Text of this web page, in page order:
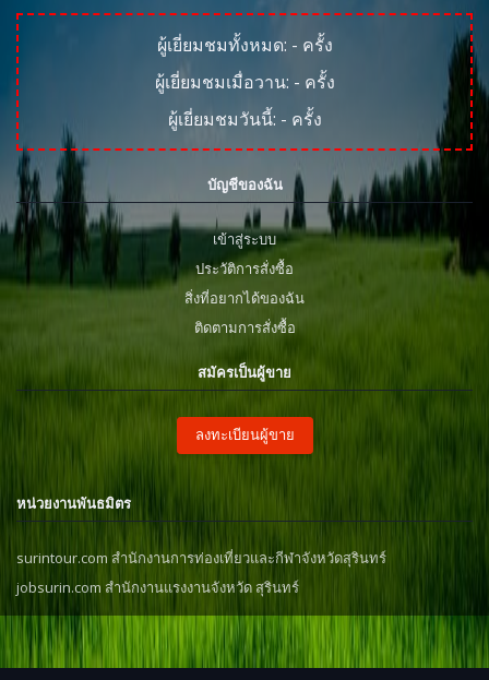
ผู้เยี่ยมชมทั้งหมด: - ครั้ง
ผู้เยี่ยมชมเมื่อวาน: - ครั้ง
ผู้เยี่ยมชมวันนี้: - ครั้ง
บัญชีของฉัน
เข้าสู่ระบบ
ประวัติการสั่งซื้อ
สิ่งที่อยากได้ของฉัน
ติดตามการสั่งซื้อ
สมัครเป็นผู้ขาย
ลงทะเบียนผู้ขาย
หน่วยงานพันธมิตร
surintour.com สำนักงานการท่องเที่ยวและกีฬาจังหวัดสุรินทร์
jobsurin.com สำนักงานแรงงานจังหวัด สุรินทร์